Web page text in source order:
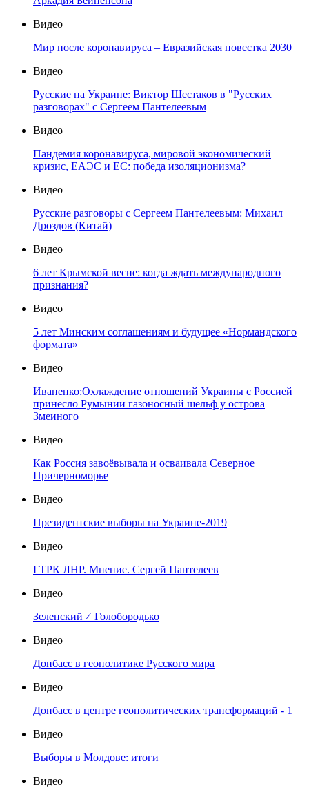
Видео
Мир после коронавируса – Евразийская повестка 2030
Видео
Русские на Украине: Виктор Шестаков в "Русских
разговорах" с Сергеем Пантелеевым
Видео
Пандемия коронавируса, мировой экономический
кризис, ЕАЭС и ЕС: победа изоляционизма?
Видео
Русские разговоры с Сергеем Пантелеевым: Михаил
Дроздов (Китай)
Видео
6 лет Крымской весне: когда ждать международного
признания?
Видео
5 лет Минским соглашениям и будущее «Нормандского
формата»
Видео
Иваненко:Охлаждение отношений Украины с Россией
принесло Румынии газоносный шельф у острова
Змеиного
Видео
Как Россия завоёвывала и осваивала Северное
Причерноморье
Видео
Президентские выборы на Украине-2019
Видео
ГТРК ЛНР. Мнение. Сергей Пантелеев
Видео
Зеленский ≠ Голобородько
Видео
Донбасс в геополитике Русского мира
Видео
Донбасс в центре геополитических трансформаций - 1
Видео
Выборы в Молдове: итоги
Видео